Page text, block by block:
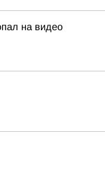
на видео